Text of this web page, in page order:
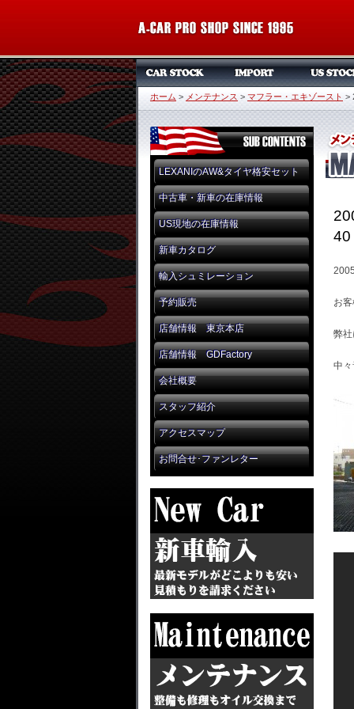
ホーム > メンテナンス > マフラー・エキゾースト >
LEXANIのAW&タイヤ格安セット
中古車・新車の在庫情報
US現地の在庫情報
新車カタログ
輸入シュミレーション
予約販売
店舗情報 東京本店
店舗情報 GDFactory
会社概要
スタッフ紹介
アクセスマップ
お問合せ･ファンレター
お
弊
中